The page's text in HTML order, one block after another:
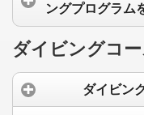
ングプログラム
ダイビングコ
ダイビン